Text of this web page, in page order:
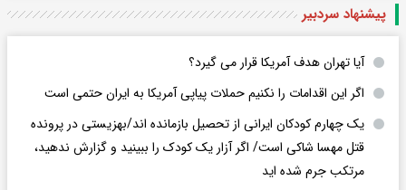
پیشنهاد سردبیر
آیا تهران هدف آمریکا قرار می گیرد؟
اگر این اقدامات را نکنیم حملات پیاپی آمریکا به ایران حتمی است
یک چهارم کودکان ایرانی از تحصیل بازمانده اند/بهزیستی در پرونده
قتل مهسا شاکی است/ اگر آزار یک کودک را ببینید و گزارش ندهید،
مرتکب جرم شده اید